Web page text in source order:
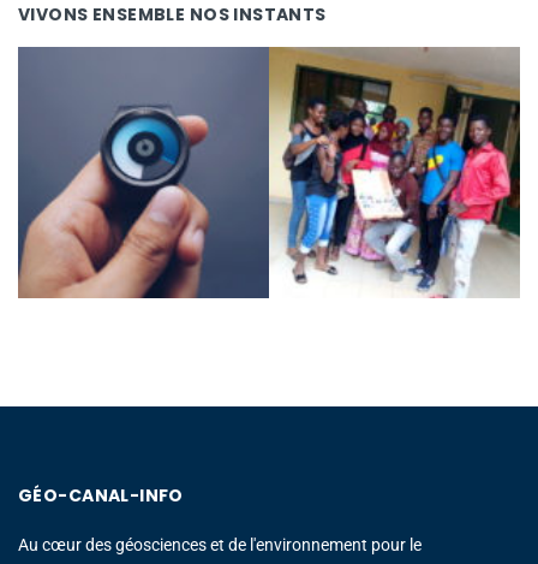
VIVONS ENSEMBLE NOS INSTANTS
GÉO-CANAL-INFO
Au cœur des géosciences et de l'environnement pour le